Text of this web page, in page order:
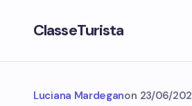
ClasseTurista
Luciana Mardeganon 23/06/